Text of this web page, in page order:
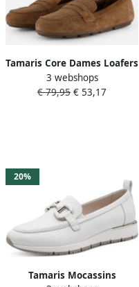
Tamaris Core Dames Loafers
BRUIN
3 webshops
€ 79,95 € 53,17
20%
Tamaris Mocassins